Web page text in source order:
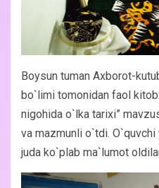
Boysun tuman Axborot-
bo`limi tomonidan faol
nigohida o`lka tarixi”
va mazmunli o`tdi.
juda ko`plab ma`lumot